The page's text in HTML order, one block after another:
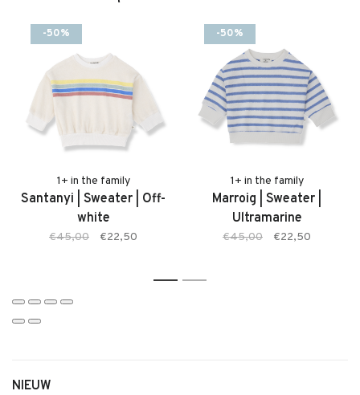
Twijfel je over de maat? Neem gerust contact met ons op. We
adviseren je graag.
Kenmerken:
• Marti Legging van 1+ in the family
• Zachte, comfortabele stof
• Elastische tailleband
• Comfortabele pasvorm
• Geschikt voor baby’s en jonge kinderen
• Tijdloze en stijlvolle uitstraling
-50%
1+ in the family
Santanyi | Sweater | Off-
white
€45,00 €22,50
-50%
1+ in the family
Marroig | Sweater |
Ultramarine
€45,00 €22,50
1 2
NIEUW